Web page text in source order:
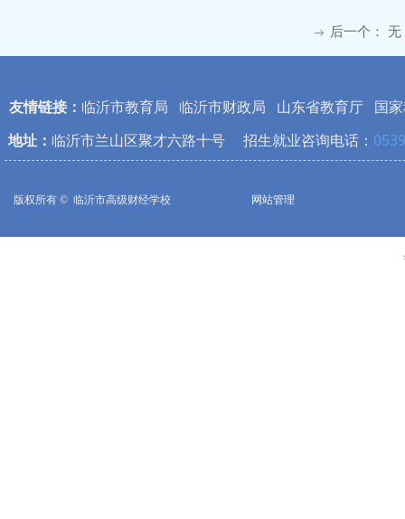
ꁹ 后一个： 无
地址： 临沂市兰山区聚才六路十号 招生就业咨询电话：
友情链接： 临沂市教育局 临沂市财政局 山东省教育厅 国
版权所有 © 临沂市高级财经学校 网站管理